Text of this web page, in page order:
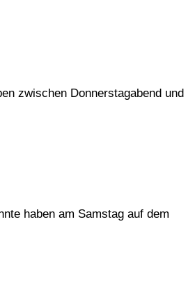
zwischen Donnerstagabend und
haben am Samstag auf dem